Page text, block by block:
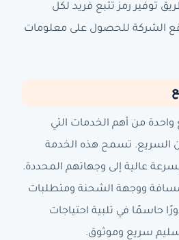
توفير رمز تتبع فريد لكل
الشركة للحصول على معلومات
من أهم الخدمات التي
السريع. تسمح هذه الخدمة
عالية إلى وجهاتهم المحددة.
ووجهة الشحنة ومتطلبات
حاسمًا في تلبية احتياجات
سريع وموثوق.